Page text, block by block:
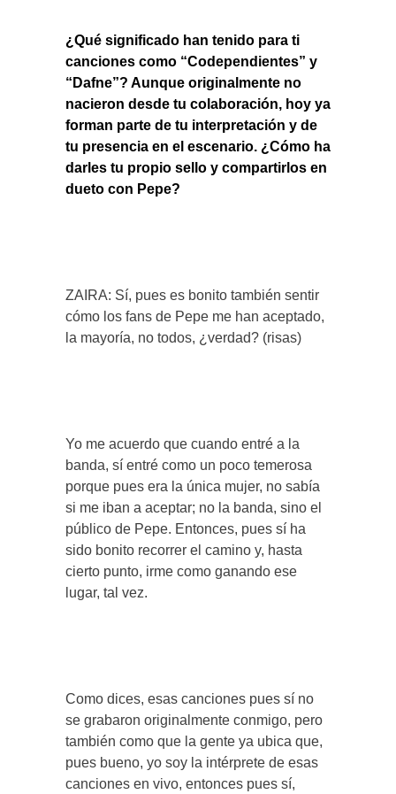
¿Qué significado han tenido para ti
canciones como “Codependientes” y
“Dafne”? Aunque originalmente no
nacieron desde tu colaboración, hoy ya
forman parte de tu interpretación y de
tu presencia en el escenario. ¿Cómo ha
darles tu propio sello y compartirlos en
dueto con Pepe?
ZAIRA: Sí, pues es bonito también sentir
cómo los fans de Pepe me han aceptado,
la mayoría, no todos, ¿verdad? (risas)
Yo me acuerdo que cuando entré a la
banda, sí entré como un poco temerosa
porque pues era la única mujer, no sabía
si me iban a aceptar; no la banda, sino el
público de Pepe. Entonces, pues sí ha
sido bonito recorrer el camino y, hasta
cierto punto, irme como ganando ese
lugar, tal vez.
Como dices, esas canciones pues sí no
se grabaron originalmente conmigo, pero
también como que la gente ya ubica que,
pues bueno, yo soy la intérprete de esas
canciones en vivo, entonces pues sí,